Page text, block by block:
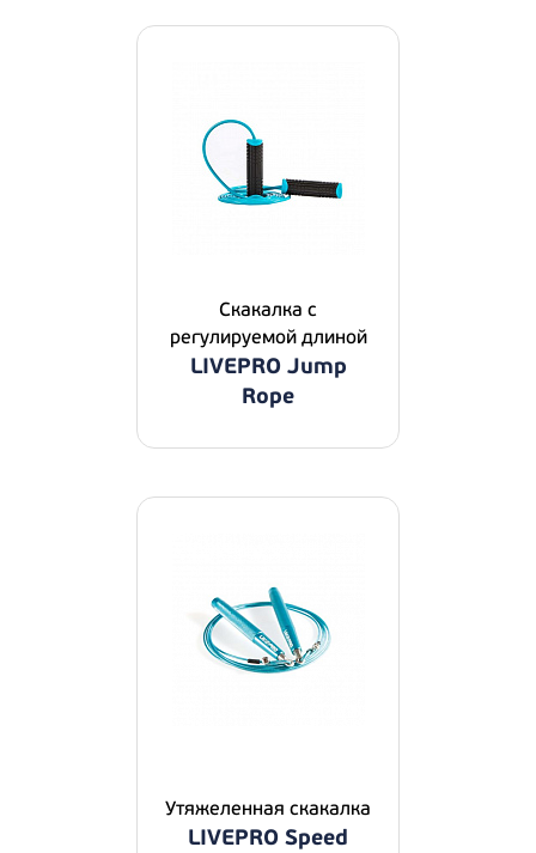
Скакалка с
регулируемой длиной
LIVEPRO Jump
Rope
Утяжеленная скакалка
LIVEPRO Speed